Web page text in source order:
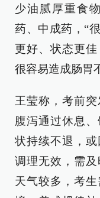
少油腻厚重食
药、中成药，“
更好、状态更
很容易造成肠胃
王莹称，考前
腹泻通过休息
状持续不退，
调理无效，需
天气较多，考